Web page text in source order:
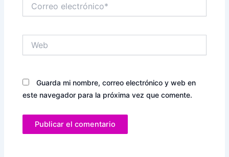
electrónico*
Guarda mi nombre, correo electrónico y web en
este navegador para la próxima vez que comente.